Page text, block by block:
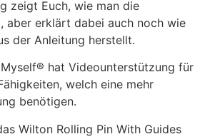
zeigt Euch, wie man die
aber erklärt dabei auch noch wie
der Anleitung herstellt.
hat Videounterstützung für
welch eine mehr
benötigen.
Wilton Rolling Pin With Guides